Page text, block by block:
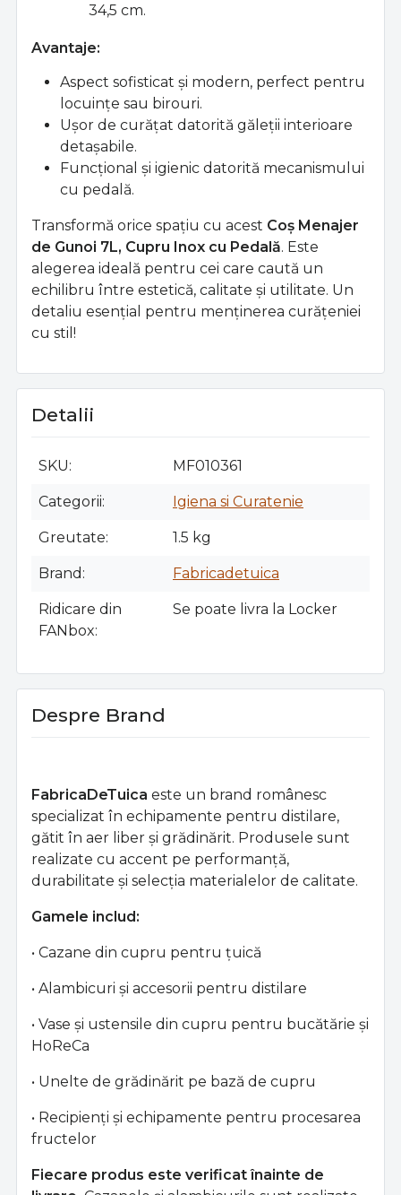
34,5 cm.
Avantaje:
Aspect sofisticat și modern, perfect pentru
locuințe sau birouri.
Ușor de curățat datorită găleții interioare
detașabile.
Funcțional și igienic datorită mecanismului
cu pedală.
Transformă orice spațiu cu acest Coș Menajer
de Gunoi 7L, Cupru Inox cu Pedală. Este
alegerea ideală pentru cei care caută un
echilibru între estetică, calitate și utilitate. Un
detaliu esențial pentru menținerea curățeniei
cu stil!
Detalii
SKU MF010361
Categorii Igiena si Curatenie
Greutate 1.5 kg
Brand Fabricadetuica
Ridicare din
FANbox
Se poate livra la Locker
Despre Brand
FabricaDeTuica este un brand românesc
specializat în echipamente pentru distilare,
gătit în aer liber și grădinărit. Produsele sunt
realizate cu accent pe performanță,
durabilitate și selecția materialelor de calitate.
Gamele includ:
• Cazane din cupru pentru țuică
• Alambicuri și accesorii pentru distilare
• Vase și ustensile din cupru pentru bucătărie și
HoReCa
• Unelte de grădinărit pe bază de cupru
• Recipienți și echipamente pentru procesarea
fructelor
Fiecare produs este verificat înainte de